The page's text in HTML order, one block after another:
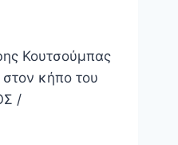
Κουτσούμπας
στον κήπο του
/